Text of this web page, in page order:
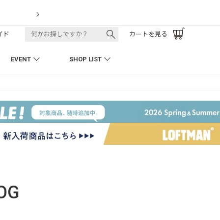
EVENT SHOP LIST
ド カートを見る